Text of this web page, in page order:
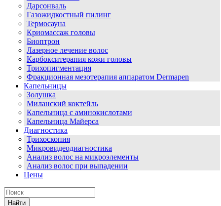
Дарсонваль
Газожидкостный пилинг
Термосауна
Криомассаж головы
Биоптрон
Лазерное лечение волос
Карбокситерапия кожи головы
Трихопигментация
Фракционная мезотерапия аппаратом Dermapen
Капельницы
Золушка
Миланский коктейль
Капельница с аминокислотами
Капельница Майерса
Диагностика
Трихоскопия
Микровидеодиагностика
Анализ волос на микроэлементы
Анализ волос при выпадении
Цены